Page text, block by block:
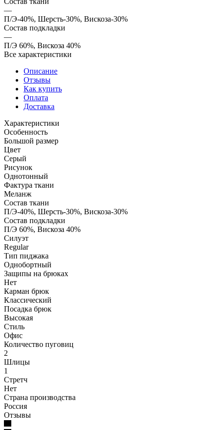
—
П/Э-40%, Шерсть-30%, Вискоза-30%
Состав подкладки
—
П/Э 60%, Вискоза 40%
Все характеристики
Описание
Отзывы
Как купить
Оплата
Доставка
Характеристики
Особенность
Большой размер
Цвет
Серый
Рисунок
Однотонный
Фактура ткани
Меланж
Состав ткани
П/Э-40%, Шерсть-30%, Вискоза-30%
Состав подкладки
П/Э 60%, Вискоза 40%
Силуэт
Regular
Тип пиджака
Однобортный
Защипы на брюках
Нет
Карман брюк
Классический
Посадка брюк
Высокая
Стиль
Офис
Количество пуговиц
2
Шлицы
1
Стретч
Нет
Страна производства
Россия
Отзывы